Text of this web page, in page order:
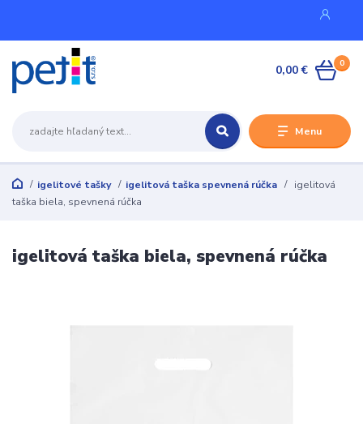
Menu
0
0,00 €
igelitové tašky igelitová taška spevnená rúčka
igelitová
taška biela, spevnená rúčka
igelitová taška biela, spevnená rúčka